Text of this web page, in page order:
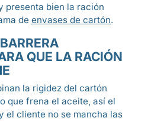
presenta bien la ración
de envases de cartón.
QUE LA RACIÓN
la rigidez del cartón
que frena el aceite, así el
el cliente no se mancha las